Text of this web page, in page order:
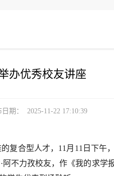
办优秀校友讲座
期： 2025-11-22 17:10:39
复合型人才，11月11日下午
不力孜校友，作《我的求学